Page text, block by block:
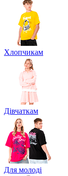
Хлопчикам
Дівчаткам
Для молоді